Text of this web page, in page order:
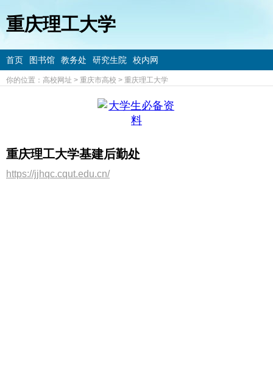
重庆理工大学
首页 图书馆 教务处 研究生院 校内网
你的位置： 高校网址 > 重庆市高校 > 重庆理工大学
重庆理工大学基建后勤处
https://jjhqc.cqut.edu.cn/